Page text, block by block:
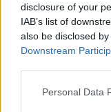
disclosure of your
IAB’s list of
also be disclosed
Downstream
Personal Data
Rendersi
verso
capace di dare
grande è